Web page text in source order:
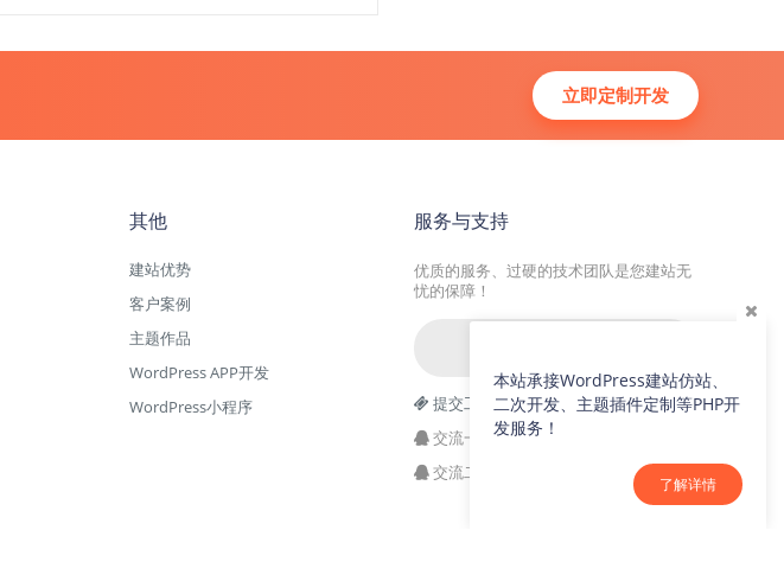
立即定制开发
其他
建站优势
客户案例
主题作品
WordPress APP开发
WordPress小程序
服务与支持
优质的服务、过硬的技术团队是您建站无
忧的保障！
提交工单
交流一群：104228692(满)
交流二群：64786792
本站承接WordPress建站仿站、
二次开发、主题插件定制等PHP开
发服务！
了解详情